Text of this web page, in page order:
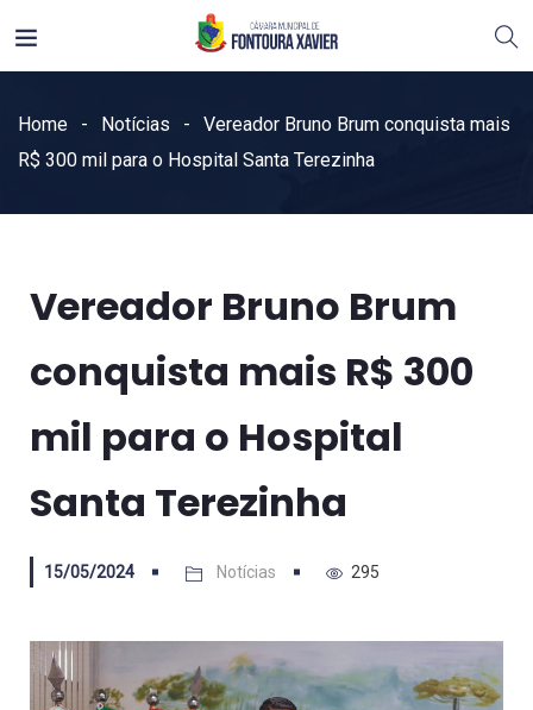
Home Notícias
Vereador Bruno Brum conquista mais
R$ 300 mil para o Hospital Santa Terezinha
Vereador Bruno Brum
conquista mais R$ 300
mil para o Hospital
Santa Terezinha
15/05/2024 Notícias 295